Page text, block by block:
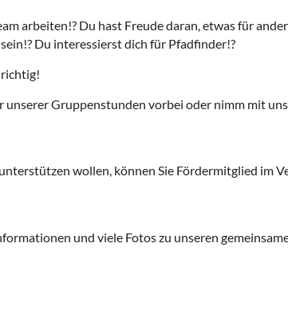
arbeiten!? Du hast Freude daran, etwas für
Du interessierst dich für Pfadfinder!?
unserer Gruppenstunden vorbei oder nimm mit
wollen, können Sie Fördermitglied im
und viele Fotos zu unseren